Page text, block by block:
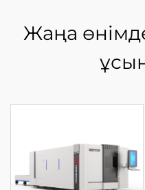
Жаңа